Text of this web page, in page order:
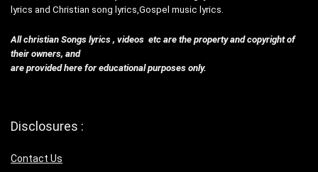
lyrics and Christian song lyrics,Gospel music lyrics.
All christian Songs lyrics , videos etc are the property and copyright of
their owners, and
are provided here for educational purposes only.
Disclosures :
Contact Us